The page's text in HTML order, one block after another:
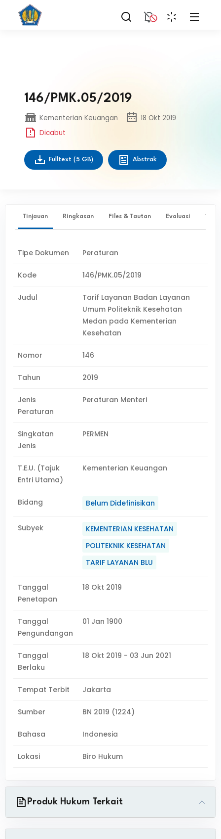
146/PMK.05/2019
Kementerian Keuangan
18 Okt 2019
Dicabut
Fulltext (5 GB) Abstrak
Tinjauan Ringkasan Files & Tautan Evaluasi ✨
Tipe Dokumen Peraturan
Kode 146/PMK.05/2019
Judul
Tarif Layanan Badan Layanan
Umum Politeknik Kesehatan
Medan pada Kementerian
Kesehatan
Nomor 146
Tahun 2019
Jenis
Peraturan
Peraturan Menteri
Singkatan
Jenis
PERMEN
T.E.U. (Tajuk
Entri Utama)
Kementerian Keuangan
Bidang Belum Didefinisikan
Subyek
KEMENTERIAN KESEHATAN
POLITEKNIK KESEHATAN
TARIF LAYANAN BLU
Tanggal
Penetapan
18 Okt 2019
Tanggal
Pengundangan
01 Jan 1900
Tanggal
Berlaku
18 Okt 2019 - 03 Jun 2021
Tempat Terbit Jakarta
Sumber BN 2019 (1224)
Bahasa Indonesia
Lokasi Biro Hukum
Produk Hukum Terkait